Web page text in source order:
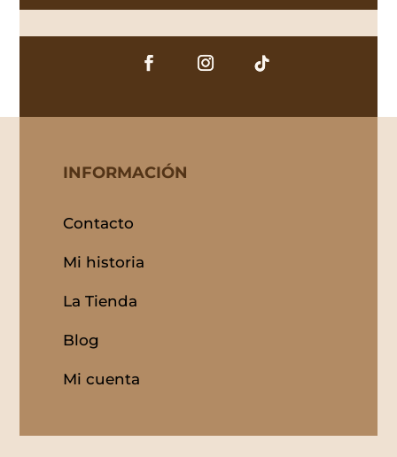
INFORMACIÓN
Contacto
Mi historia
La Tienda
Blog
Mi cuenta